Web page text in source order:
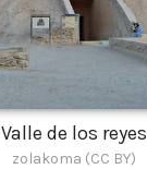
Valle de los reyes
zolakoma (CC BY)